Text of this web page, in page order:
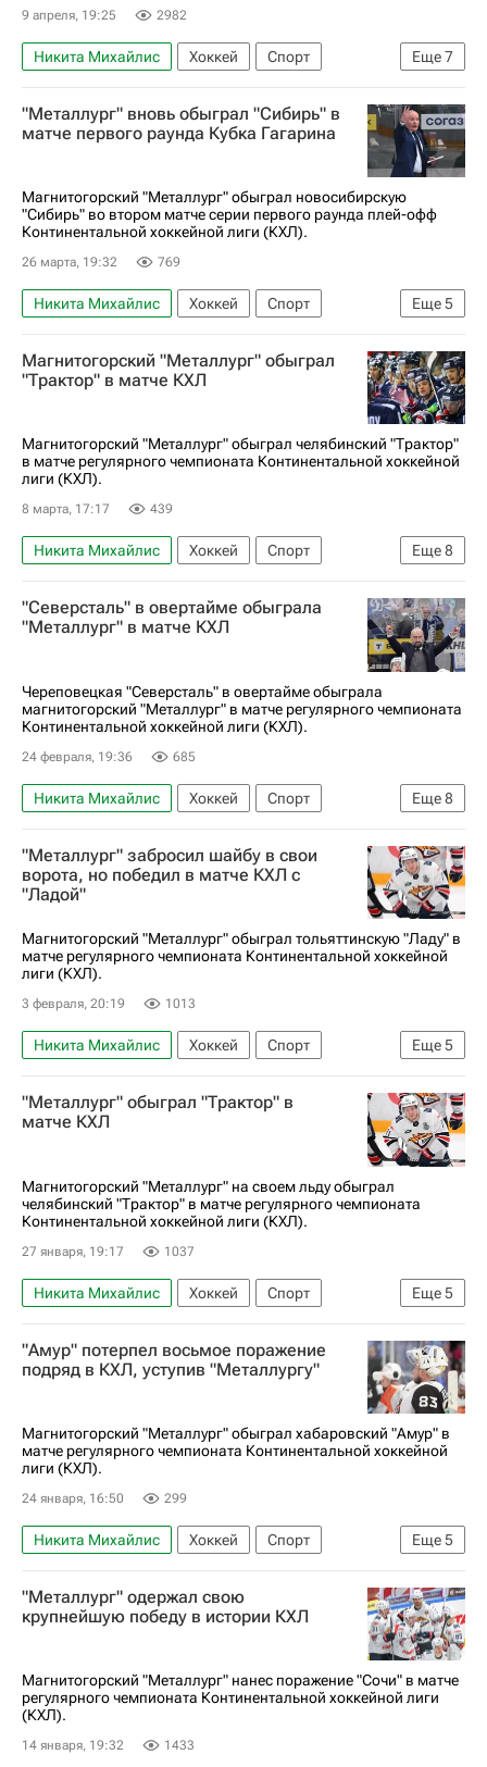
9 апреля, 19:25 2982
Еще7
Никита Михайлис Хоккей
Спорт
Кубок Гагарина
Даниил Вовченко
Владимир Ткачев (1993)
КХЛ 2025-2026
Сибирь
"Металлург" вновь обыграл "Сибирь" в
матче первого раунда Кубка Гагарина
Магнитогорский "Металлург" обыграл новосибирскую
"Сибирь" во втором матче серии первого раунда плей-офф
Континентальной хоккейной лиги (КХЛ).
26 марта, 19:32 769
Еще5
Никита Михайлис Хоккей
Спорт
Андрей Разин
Семен Кошелев
Металлург (Магнитогорск)
Сибирь
Магнитогорский "Металлург" обыграл
"Трактор" в матче КХЛ
Магнитогорский "Металлург" обыграл челябинский "Трактор"
в матче регулярного чемпионата Континентальной хоккейной
лиги (КХЛ).
8 марта, 17:17 439
Еще8
Никита Михайлис Хоккей
Спорт
Магнитогорск
Андрей Разин
Василий Глотов
Сергей Толчинский
Салават Юлаев
КХЛ 2025-2026
"Северсталь" в овертайме обыграла
"Металлург" в матче КХЛ
Череповецкая "Северсталь" в овертайме обыграла
магнитогорский "Металлург" в матче регулярного чемпионата
Континентальной хоккейной лиги (КХЛ).
24 февраля, 19:36 685
Еще8
Никита Михайлис Хоккей
Спорт
Магнитогорск
Восток
Данил Веряев
Сергей Толчинский
Северсталь
Металлург (Магнитогорск)
КХЛ 2025-2026
"Металлург" забросил шайбу в свои
ворота, но победил в матче КХЛ с
"Ладой"
Магнитогорский "Металлург" обыграл тольяттинскую "Ладу" в
матче регулярного чемпионата Континентальной хоккейной
лиги (КХЛ).
3 февраля, 20:19 1013
Еще5
Никита Михайлис Хоккей
Спорт
Александр Петунин
Андрей Алтыбармакян
Металлург (Магнитогорск)
Лада
"Металлург" обыграл "Трактор" в
матче КХЛ
Магнитогорский "Металлург" на своем льду обыграл
челябинский "Трактор" в матче регулярного чемпионата
Континентальной хоккейной лиги (КХЛ).
27 января, 19:17 1037
Еще5
Никита Михайлис Хоккей
Спорт
Макар Хабаров
Григорий Дронов
Металлург (Магнитогорск)
Трактор
"Амур" потерпел восьмое поражение
подряд в КХЛ, уступив "Металлургу"
Магнитогорский "Металлург" обыграл хабаровский "Амур" в
матче регулярного чемпионата Континентальной хоккейной
лиги (КХЛ).
24 января, 16:50 299
Еще5
Никита Михайлис Хоккей
Спорт
Магнитогорск
Амур
Металлург (Магнитогорск)
Трактор
"Металлург" одержал свою
крупнейшую победу в истории КХЛ
Магнитогорский "Металлург" нанес поражение "Сочи" в матче
регулярного чемпионата Континентальной хоккейной лиги
(КХЛ).
14 января, 19:32 1433